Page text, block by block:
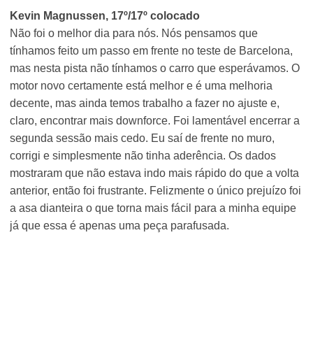
Kevin Magnussen, 17º/17º colocado
Não foi o melhor dia para nós. Nós pensamos que
tínhamos feito um passo em frente no teste de Barcelona,
mas nesta pista não tínhamos o carro que esperávamos. O
motor novo certamente está melhor e é uma melhoria
decente, mas ainda temos trabalho a fazer no ajuste e,
claro, encontrar mais downforce. Foi lamentável encerrar a
segunda sessão mais cedo. Eu saí de frente no muro,
corrigi e simplesmente não tinha aderência. Os dados
mostraram que não estava indo mais rápido do que a volta
anterior, então foi frustrante. Felizmente o único prejuízo foi
a asa dianteira o que torna mais fácil para a minha equipe
já que essa é apenas uma peça parafusada.